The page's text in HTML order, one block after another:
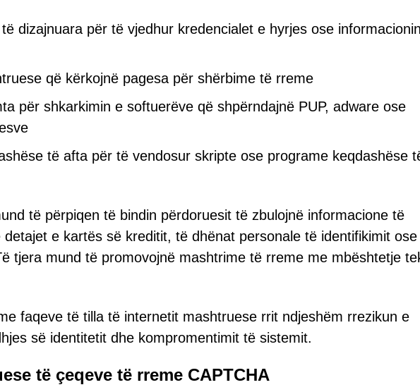
dizajnuara për të vjedhur kredencialet e hyrjes ose informacionin
që kërkojnë pagesa për shërbime të rreme
për shkarkimin e softuerëve që shpërndajnë PUP, adware ose
të afta për të vendosur skripte ose programe keqdashëse
të përpiqen të bindin përdoruesit të zbulojnë informacione të
e kartës së kreditit, të dhënat personale të identifikimit ose
tjera mund të promovojnë mashtrime të rreme me mbështetje
faqeve të tilla të internetit mashtruese rrit ndjeshëm rrezikun e
së identitetit dhe kompromentimit të sistemit.
të çeqeve të rreme CAPTCHA